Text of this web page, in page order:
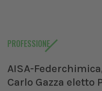
PROFESSIONE
AISA-
Carlo Gazza eletto